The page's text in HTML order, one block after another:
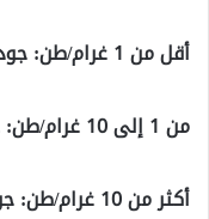
أقل من 1 غرام/طن: جودة منخفضة
من 1 إلى 10 غرام/طن: جودة متوسطة
أكثر من 10 غرام/طن: جودة عالية